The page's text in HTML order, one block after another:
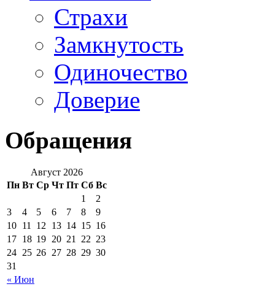
Страхи
Замкнутость
Одиночество
Доверие
Обращения
Август 2026
Пн Вт Ср Чт Пт Сб Вс
« Июн
1
2
3
4 5 6 7 8
9
10 11 12 13 14 15 16
17 18 19 20 21 22 23
24 25 26 27 28 29 30
31